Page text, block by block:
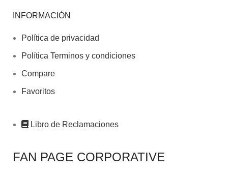
INFORMACIÓN
Política de privacidad
Política Terminos y condiciones
Compare
Favoritos
Libro de Reclamaciones
FAN PAGE CORPORATIVE